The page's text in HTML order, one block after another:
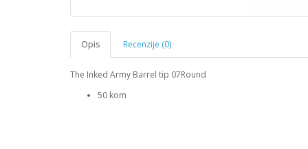
Opis Recenzije (0)
The Inked Army Barrel tip 07Round
50 kom